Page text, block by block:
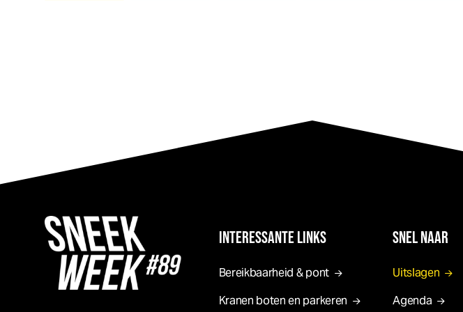
INTERESSANTE LINKS
Bereikbaarheid & pont
Kranen boten en parkeren
SNEL NAAR
Uitslagen
Agenda